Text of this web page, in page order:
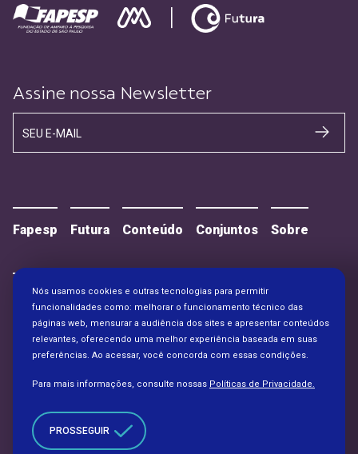
Assine nossa Newsletter
SEU E-MAIL
Fapesp Futura Conteúdo Conjuntos Sobre
Contato Alianças
Nós usamos cookies e outras tecnologias para permitir
funcionalidades como: melhorar o funcionamento técnico das
páginas web, mensurar a audiência dos sites e apresentar conteúdos
relevantes, oferecendo uma melhor experiência baseada em suas
preferências. Ao acessar, você concorda com essas condições.
Para mais informações, consulte nossas Políticas de Privacidade.
PROSSEGUIR